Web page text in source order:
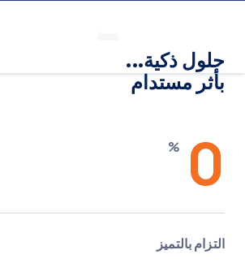
حلول ذكية...
بأثر مستدام
التزام بالتميز
0
%